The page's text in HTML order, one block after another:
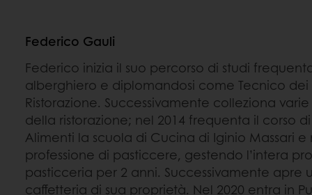
Federico Gauli
Federico inizia il suo percorso di studi
alberghiero e diplomandosi come Tecnico dei
Ristorazione. Successivamente colleziona
della ristorazione; nel 2014 frequenta il corso
Alimenti la scuola di Cucina di Iginio Massari e
professione di pasticcere, gestendo l’intera
pasticceria per 2 anni. Successivamente apre
caffetteria di sua proprietà. Nel 2020 entra in